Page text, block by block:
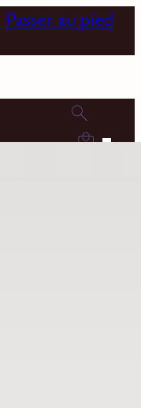
Passer au pied
0